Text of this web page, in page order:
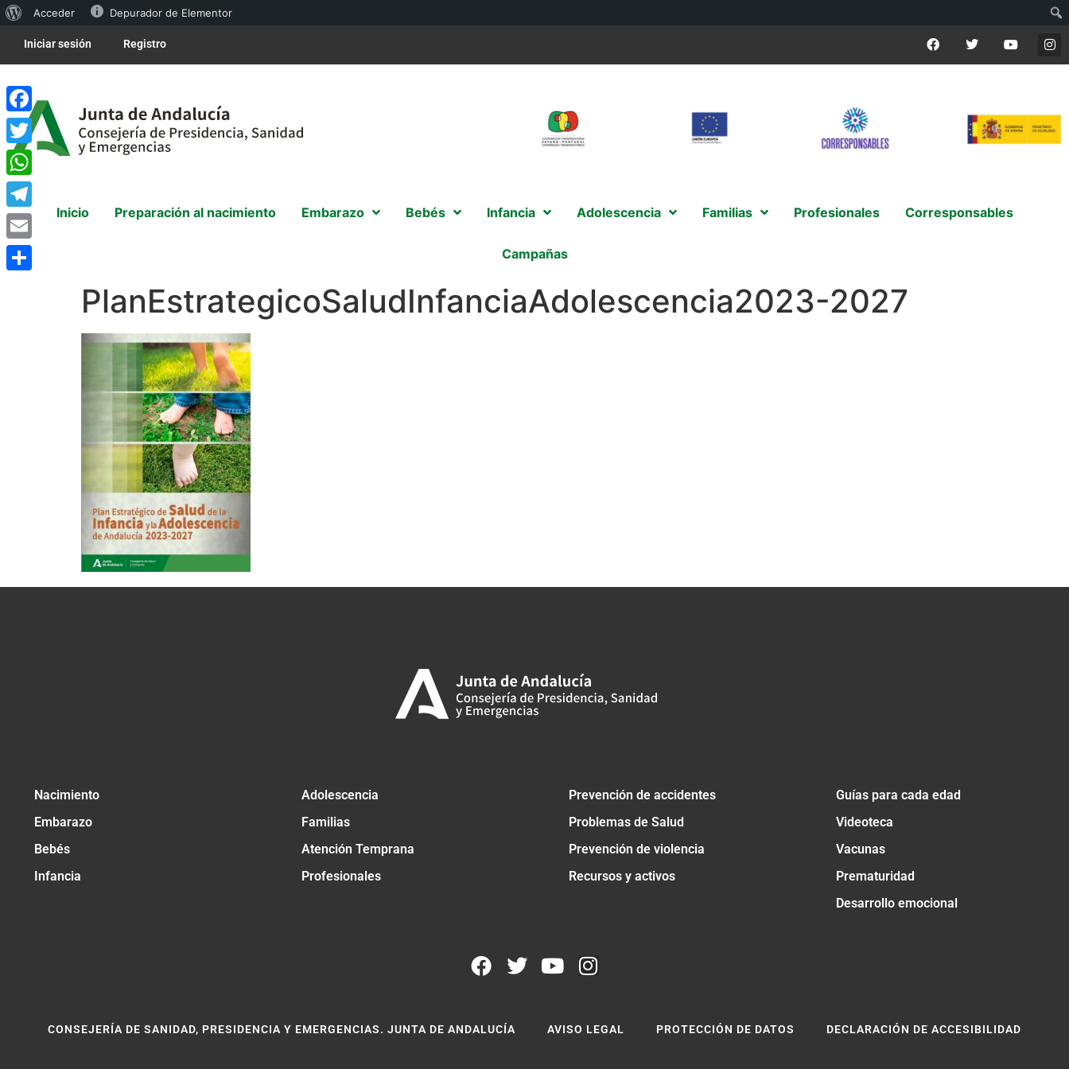
Acceder Depurador de Elementor
Iniciar sesión Registro
Inicio Preparación al nacimiento Embarazo Bebés Infancia Adolescencia Familias Profesionales Corresponsables
Campañas
PlanEstrategicoSaludInfanciaAdolescencia2023-2027
Nacimiento
Embarazo
Bebés
Infancia
Adolescencia
Familias
Atención Temprana
Profesionales
Prevención de accidentes
Problemas de Salud
Prevención de violencia
Recursos y activos
Guías para cada edad
Videoteca
Vacunas
Prematuridad
Desarrollo emocional
CONSEJERÍA DE SANIDAD, PRESIDENCIA Y EMERGENCIAS. JUNTA DE ANDALUCÍA AVISO LEGAL PROTECCIÓN DE DATOS DECLARACIÓN DE ACCESIBILIDAD
Facebook
Twitter
WhatsApp
Telegram
Email